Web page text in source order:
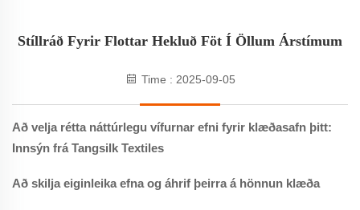
Stíllráð Fyrir Flottar Hekluð Föt Í Öllum Árstímum
Time : 2025-09-05
Að velja rétta náttúrlegu vífurnar efni fyrir klæðasafn þitt:
Innsýn frá Tangsilk Textiles
Að skilja eiginleika efna og áhrif þeirra á hönnun klæða